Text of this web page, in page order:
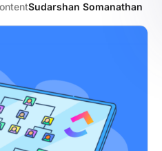
Sudarshan Somanathan